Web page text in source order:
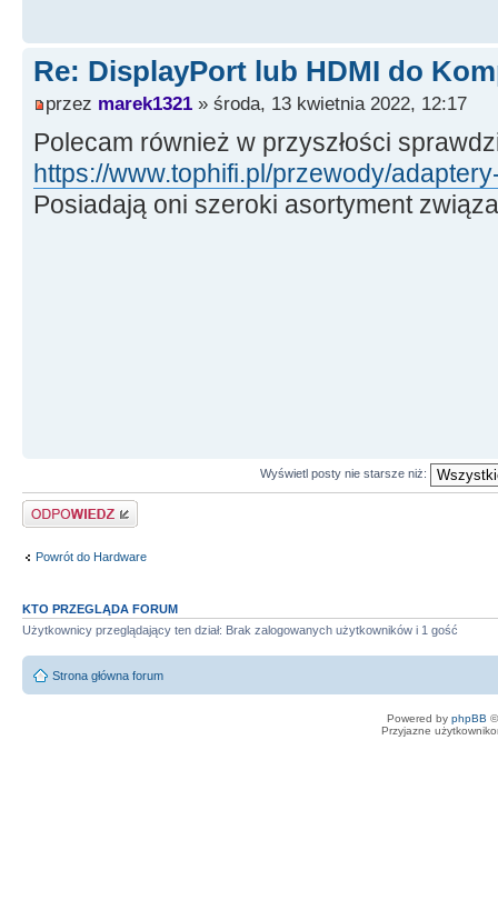
Re: DisplayPort lub HDMI do
przez marek1321 » środa, 13 kwietnia 2022, 12:17
Polecam również w przyszłości
https://www.tophifi.pl/przewody/
Posiadają oni szeroki asortyment
Wyświetl posty nie starsze niż:
Odpowiedz
Powrót do Hardware
KTO PRZEGLĄDA FORUM
Użytkownicy przeglądający ten dział: Brak zalogowanych użytkowników i 1 gość
Strona główna forum
Powered by phpBB
Przyjazne